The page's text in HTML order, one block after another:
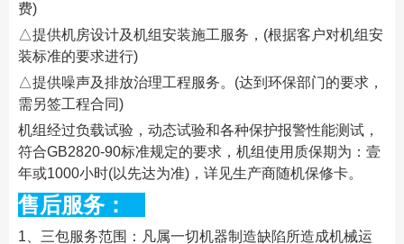
费)
△提供机房设计及机组安装施工服务，(根据客户对机组安
装标准的要求进行)
△提供噪声及排放治理工程服务。(达到环保部门的要求，
需另签工程合同)
机组经过负载试验，动态试验和各种保护报警性能测试，
符合GB2820-90标准规定的要求，机组使用质保期为：壹
年或1000小时(以先达为准)，详见生产商随机保修卡。
售后服务：
1、三包服务范围：凡属一切机器制造缺陷所造成机械运